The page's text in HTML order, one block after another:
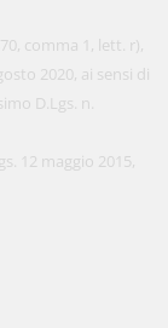
comma 1, lett. r),
2020, ai sensi di
D.Lgs. n.
12 maggio 2015,